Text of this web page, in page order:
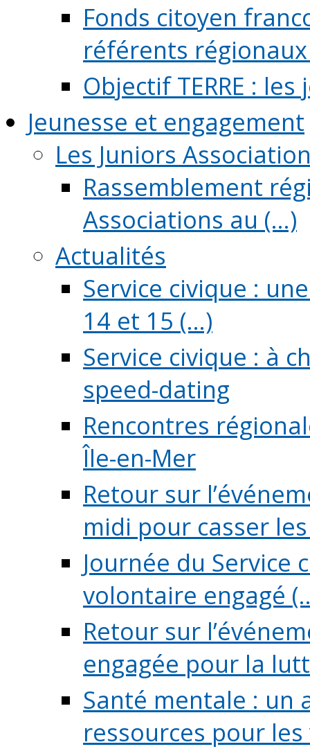
Fonds citoyen
référents régionaux
Objectif TERRE :
Jeunesse et engagement
Les Juniors
Rassemblement
Associations au (...)
Actualités
Service civique :
14 et 15 (...)
Service civique : à
speed-dating
Rencontres
Île-en-Mer
Retour sur
midi pour casser les
Journée du Service
volontaire engagé
Retour sur
engagée pour la
Santé mentale : un
ressources pour